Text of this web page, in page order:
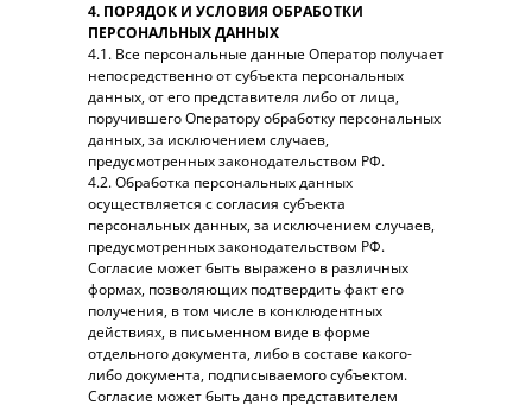
4. ПОРЯДОК И УСЛОВИЯ ОБРАБОТКИ
ПЕРСОНАЛЬНЫХ ДАННЫХ
4.1. Все персональные данные Оператор получает
непосредственно от субъекта персональных
данных, от его представителя либо от лица,
поручившего Оператору обработку персональных
данных, за исключением случаев,
предусмотренных законодательством РФ.
4.2. Обработка персональных данных
осуществляется с согласия субъекта
персональных данных, за исключением случаев,
предусмотренных законодательством РФ.
Согласие может быть выражено в различных
формах, позволяющих подтвердить факт его
получения, в том числе в конклюдентных
действиях, в письменном виде в форме
отдельного документа, либо в составе какого-
либо документа, подписываемого субъектом.
Согласие может быть дано представителем